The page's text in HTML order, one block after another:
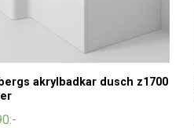
akrylbadkar dusch z1700